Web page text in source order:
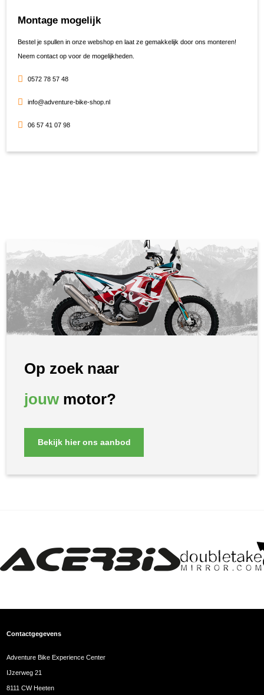
Montage mogelijk
Bestel je spullen in onze webshop en laat ze gemakkelijk door ons monteren!
Neem contact op voor de mogelijkheden.
0572 78 57 48
info@adventure-bike-shop.nl
06 57 41 07 98
Op zoek naar
jouwmotor?
Bekijk hier ons aanbod
Contactgegevens
Adventure Bike Experience Center
IJzerweg 21
8111 CW Heeten